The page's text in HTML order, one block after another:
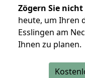
Zögern Sie nicht
heute, um Ihren
Esslingen am
Ihnen zu planen.